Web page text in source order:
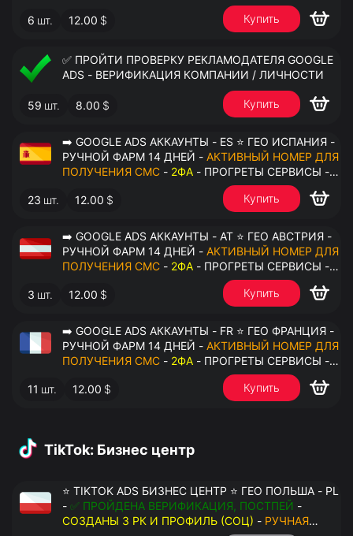
6 шт. 12.00 $ Купить
✅ ПРОЙТИ ПРОВЕРКУ РЕКЛАМОДАТЕЛЯ GOOGLE
ADS - ВЕРИФИКАЦИЯ КОМПАНИИ / ЛИЧНОСТИ
59 шт. 8.00 $ Купить
➡️ GOOGLE ADS АККАУНТЫ - ES ⭐ ГЕО ИСПАНИЯ -
РУЧНОЙ ФАРМ 14 ДНЕЙ - АКТИВНЫЙ НОМЕР ДЛЯ
ПОЛУЧЕНИЯ СМС - 2ФА - ПРОГРЕТЫ СЕРВИСЫ -
23 шт. 12.00 $ Купить
➡️ GOOGLE ADS АККАУНТЫ - AT ⭐ ГЕО АВСТРИЯ -
РУЧНОЙ ФАРМ 14 ДНЕЙ - АКТИВНЫЙ НОМЕР ДЛЯ
ПОЛУЧЕНИЯ СМС - 2ФА - ПРОГРЕТЫ СЕРВИСЫ -
3 шт. 12.00 $ Купить
➡️ GOOGLE ADS АККАУНТЫ - FR ⭐ ГЕО ФРАНЦИЯ -
РУЧНОЙ ФАРМ 14 ДНЕЙ - АКТИВНЫЙ НОМЕР ДЛЯ
ПОЛУЧЕНИЯ СМС - 2ФА - ПРОГРЕТЫ СЕРВИСЫ -
11 шт. 12.00 $ Купить
TikTok: Бизнес центр
⭐ TIKTOK ADS БИЗНЕС ЦЕНТР ⭐ ГЕО ПОЛЬША - PL
- ✅ ПРОЙДЕНА ВЕРИФИКАЦИЯ, ПОСТПЕЙ -
СОЗДАНЫ 3 РК И ПРОФИЛЬ (СОЦ) - РУЧНАЯ